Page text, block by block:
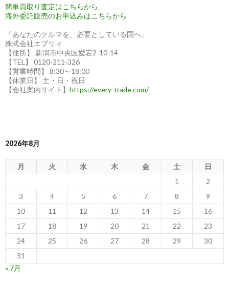
簡単買取り査定はこちらから
海外委託販売のお申込みはこちらから
「あなたのクルマを、必要としている国へ」
株式会社エブリィ
【住所】 新潟市中央区愛宕2-10-14
【TEL】 0120-211-326
【営業時間】 8:30～18:00
【休業日】 土・日・祝日
【会社案内サイト】 https://every-trade.com/
2026年8月
月 火 水 木 金 土
日
1
2
3
4 5 6 7 8
9
10
11 12 13 14 15
16
17
18 19 20 21 22
23
24
25 26 27 28 29
30
31
« 7月